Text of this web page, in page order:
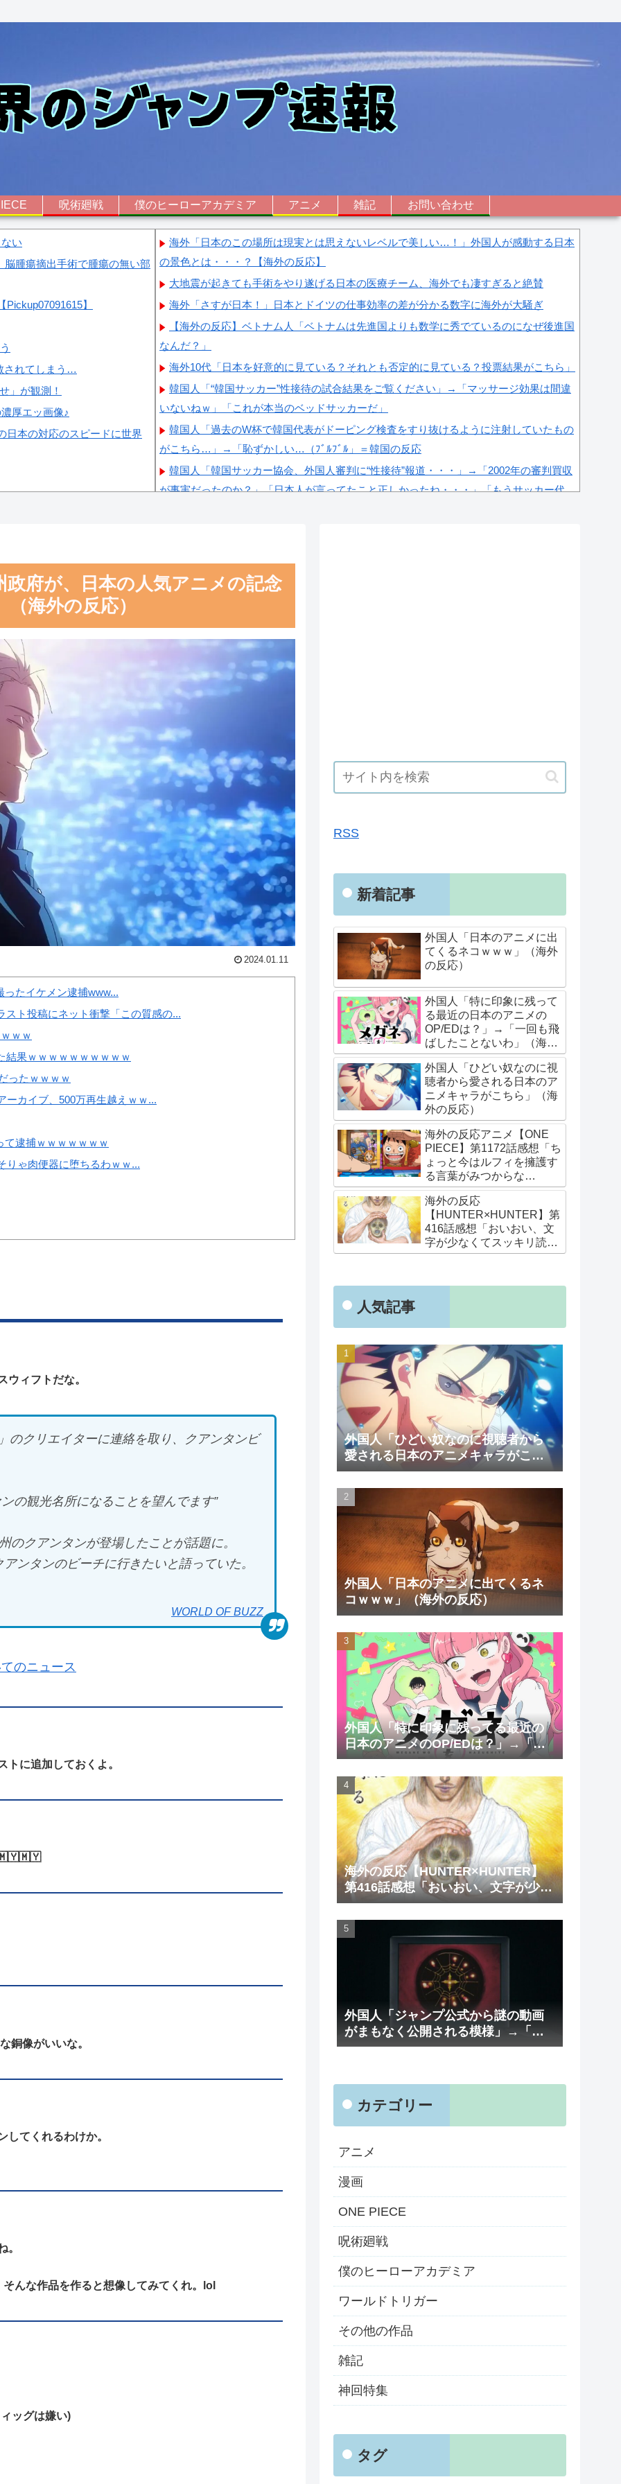
呪術廻戦 僕のヒーローアカデミア アニメ 雑記 お問い合わせ
い
腫瘍摘出手術で腫瘍の無い部
】
されてしまう…
」が観測！
厚エッ画像♪
日本の対応のスピードに世界
海外「日本のこの場所は現実とは思えないレベルで美しい…！」外国人が感動する日本
の景色とは・・・？【海外の反応】
大地震が起きても手術をやり遂げる日本の医療チーム、海外でも凄すぎると絶賛
海外「さすが日本！」日本とドイツの仕事効率の差が分かる数字に海外が大騒ぎ
【海外の反応】ベトナム人「ベトナムは先進国よりも数学に秀でているのになぜ後進国
なんだ？」
海外10代「日本を好意的に見ている？それとも否定的に見ている？投票結果がこちら」
韓国人「“韓国サッカー”性接待の試合結果をご覧ください」→「マッサージ効果は間違
いないねｗ」「これが本当のベッドサッカーだ」
韓国人「過去のW杯で韓国代表がドーピング検査をすり抜けるように注射していたもの
がこちら…」→「恥ずかしい…（ﾌﾞﾙﾌﾞﾙ」＝韓国の反応
韓国人「韓国サッカー協会、外国人審判に“性接待”報道・・・」→「2002年の審判買収
が事実だったのか？」「日本人が言ってたこと正しかったね・・・」「もうサッカー代
韓国人「韓国サッカー協会の接待問題が今日まで大騒ぎにならなかった理由がこち
ら…」→「処罰すべき…（ﾌﾞﾙﾌﾞﾙ」＝韓国の反応
Powered by livedoor 相互RSS
府が、日本の人気アニメの記念
海外の反応）
2024.01.11
たイケメン逮捕www...
ト投稿にネット衝撃「この質感の...
ｗｗ
結果ｗｗｗｗｗｗｗｗｗｗ
ったｗｗｗｗ
ーカイブ、500万再生越えｗｗ...
て逮捕ｗｗｗｗｗｗｗ
りゃ肉便器に堕ちるわｗｗ...
ウィフトだな。
のクリエイターに連絡を取り、クアンタンビ
の観光名所になることを望んでます”
クアンタンが登場したことが話題に。
ンタンのビーチに行きたいと語っていた。
WORLD OF BUZZ
トに追加しておくよ。
銅像がいいな。
てくれるわけか。
。
んな作品を作ると想像してみてくれ。lol
ッグは嫌い)
RSS
新着記事
外国人「日本のアニメに出
てくるネコｗｗｗ」（海外
の反応）
外国人「特に印象に残って
る最近の日本のアニメの
OP/EDは？」→「一回も飛
ばしたことないわ」（海外
の反応）
外国人「ひどい奴なのに視
聴者から愛される日本のア
ニメキャラがこちら」（海
外の反応）
海外の反応アニメ【ONE
PIECE】第1172話感想「ち
ょっと今はルフィを擁護す
る言葉がみつからな
い･･･」
海外の反応
【HUNTER×HUNTER】第
416話感想「おいおい、文
字が少なくてスッキリ読め
るぞ！！」
人気記事
外国人「ひどい奴なのに視聴者から
愛される日本のアニメキャラがこち
ら」（海外の反応）
外国人「日本のアニメに出てくるネ
コｗｗｗ」（海外の反応）
外国人「特に印象に残ってる最近の
日本のアニメのOP/EDは？」→「一
回も飛ばしたことないわ」（海外の
反応）
海外の反応【HUNTER×HUNTER】
第416話感想「おいおい、文字が少な
くてスッキリ読めるぞ！！」
外国人「ジャンプ公式から謎の動画
がまもなく公開される模様」→「ま
さか本当にくるのか？！」（海外の
カテゴリー
アニメ
漫画
ONE PIECE
呪術廻戦
僕のヒーローアカデミア
ワールドトリガー
その他の作品
雑記
神回特集
タグ